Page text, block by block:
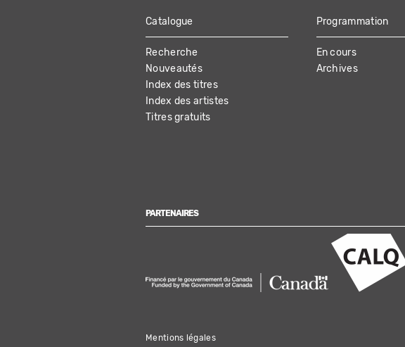
MAIN
NAVIGATION
Catalogue
Recherche
Nouveautés
Index des titres
Index des artistes
Titres gratuits
Programmation
En cours
Archives
PARTENAIRES
Mentions légales